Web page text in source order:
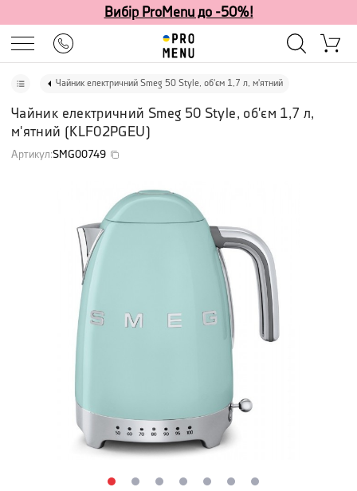
Вибір ProMenu до -50%!
Чайник електричний Smeg 50 Style, об'єм 1,7 л, м'ятний
Чайник електричний Smeg 50 Style, об'єм 1,7 л,
м'ятний ( KLF02PGEU)
Артикул:SMG00749